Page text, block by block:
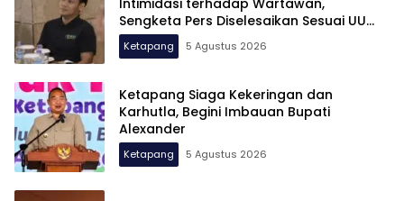
Intimidasi terhadap Wartawan,
Sengketa Pers Diselesaikan Sesuai UU
Pers
Ketapang 5 Agustus 2026
Ketapang Siaga Kekeringan dan
Karhutla, Begini Imbauan Bupati
Alexander
Ketapang 5 Agustus 2026